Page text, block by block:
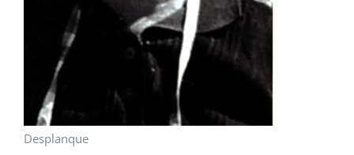
Desplanque